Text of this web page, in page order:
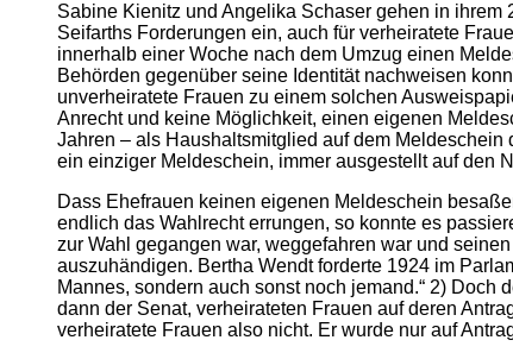
Sabine Kienitz und Angelika Schaser gehen in ihrem
Seifarths Forderungen ein, auch für verheiratete
innerhalb einer Woche nach dem Umzug einen
Behörden gegenüber seine Identität nachweisen
unverheiratete Frauen zu einem solchen
Anrecht und keine Möglichkeit, einen eigenen
Jahren – als Haushaltsmitglied auf dem
ein einziger Meldeschein, immer ausgestellt auf den
Dass Ehefrauen keinen eigenen Meldeschein
endlich das Wahlrecht errungen, so konnte es
zur Wahl gegangen war, weggefahren war und
auszuhändigen. Bertha Wendt forderte 1924 im
Mannes, sondern auch sonst noch jemand.“ 2)
dann der Senat, verheirateten Frauen auf deren
verheiratete Frauen also nicht. Er wurde nur auf